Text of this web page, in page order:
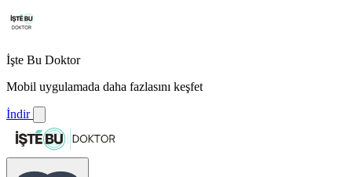
İşte Bu Doktor
Mobil uygulamada daha fazlasını keşfet
İndir